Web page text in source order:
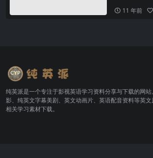
11 年前
纯英派是一个专注于影视英语学习资料分享与下载的网
影、纯英文字幕美剧、英文动画片、英语配音资料等英
相关学习素材下载。